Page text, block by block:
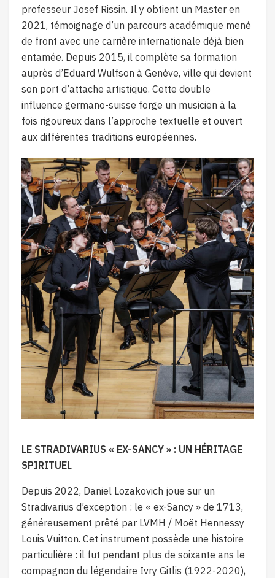
professeur Josef Rissin. Il y obtient un Master en
2021, témoignage d’un parcours académique mené
de front avec une carrière internationale déjà bien
entamée. Depuis 2015, il complète sa formation
auprès d’Eduard Wulfson à Genève, ville qui devient
son port d’attache artistique. Cette double
influence germano-suisse forge un musicien à la
fois rigoureux dans l’approche textuelle et ouvert
aux différentes traditions européennes.
LE STRADIVARIUS « EX-SANCY » : UN HÉRITAGE
SPIRITUEL
Depuis 2022, Daniel Lozakovich joue sur un
Stradivarius d’exception : le « ex-Sancy » de 1713,
généreusement prêté par LVMH / Moët Hennessy
Louis Vuitton. Cet instrument possède une histoire
particulière : il fut pendant plus de soixante ans le
compagnon du légendaire Ivry Gitlis (1922-2020),